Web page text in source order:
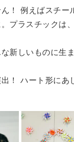
！ 例えばスチー
プラスチックは
新しいものに生
！ ハート形にあ